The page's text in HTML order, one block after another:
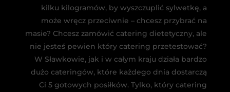
kilku kilogramów, by wyszczuplić sylwetkę, a
może wręcz przeciwnie – chcesz przybrać na
masie? Chcesz zamówić catering dietetyczny, ale
nie jesteś pewien który catering przetestować?
W Sławkowie, jak i w całym kraju działa bardzo
dużo cateringów, które każdego dnia dostarczą
Ci 5 gotowych posiłków. Tylko, który catering